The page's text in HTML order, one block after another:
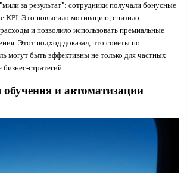
за результат": сотрудники получали бонусные
KPI. Это повысило мотивацию, снизило
и позволило использовать премиальные
Этот подход доказал, что советы по
могут быть эффективны не только для частных
стратегий.
обучения и автоматизации